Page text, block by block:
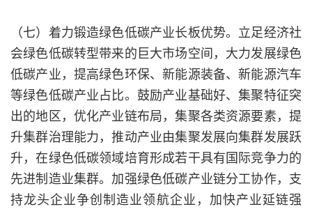
（七）着力锻造绿色低碳产业长板优势。立足经济社
会绿色低碳转型带来的巨大市场空间，大力发展绿色
低碳产业，提高绿色环保、新能源装备、新能源汽车
等绿色低碳产业占比。鼓励产业基础好、集聚特征突
出的地区，优化产业链布局，集聚各类资源要素，提
升集群治理能力，推动产业由集聚发展向集群发展跃
升，在绿色低碳领域培育形成若干具有国际竞争力的
先进制造业集群。加强绿色低碳产业链分工协作，支
持龙头企业争创制造业领航企业，加快产业延链强